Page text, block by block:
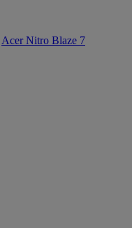
Acer Nitro Blaze 7